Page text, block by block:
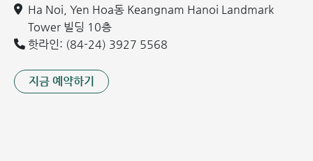
Ha Noi, Yen Hoa동 Keangnam Hanoi Landmark
Tower 빌딩 10층
핫라인: (84-24) 3927 5568
지금 예약하기